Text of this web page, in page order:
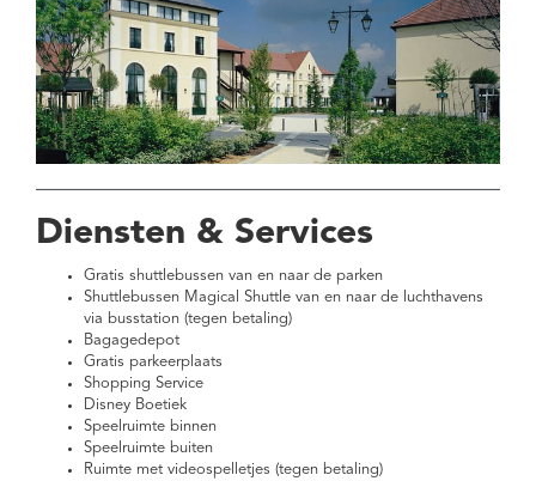
Diensten & Services
Gratis shuttlebussen van en naar de parken
Shuttlebussen Magical Shuttle van en naar de luchthavens
via busstation (tegen betaling)
Bagagedepot
Gratis parkeerplaats
Shopping Service
Disney Boetiek
Speelruimte binnen
Speelruimte buiten
Ruimte met videospelletjes (tegen betaling)